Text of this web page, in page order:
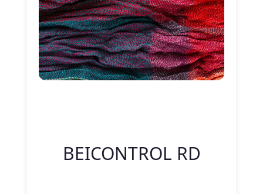
BEICONTROL RD